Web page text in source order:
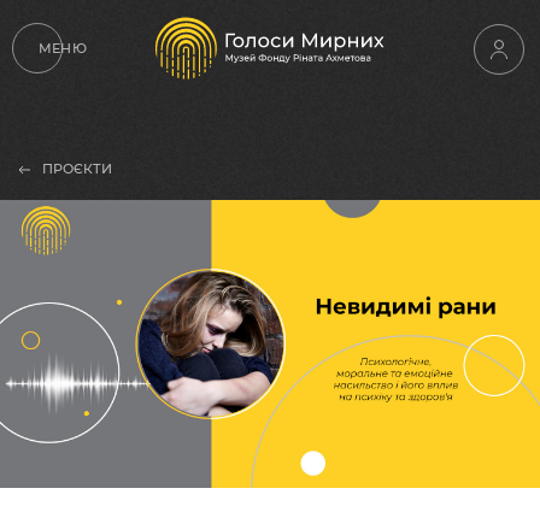
МЕНЮ
ПРОЄКТИ